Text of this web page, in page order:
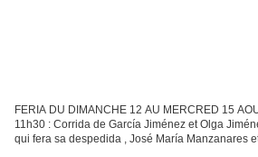
FERIA DU DIMANCHE 12 AU MERCRED 15
11h30 : Corrida de García Jiménez et Olga
qui fera sa despedida , José María Manzanares